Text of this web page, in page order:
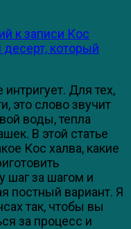
к записи Кос
который
Для тех,
это слово звучит
воды, тепла
В этой статье
Кос халва, какие
шаг за шагом и
постный вариант. Я
так, чтобы вы
за процесс и